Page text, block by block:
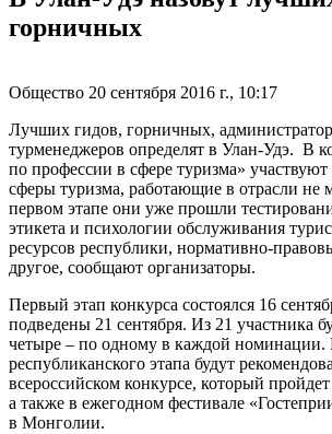
горничных
Общество 20 сентября 2016 г., 10:17
Лучших гидов, горничных,
турменеджеров определят в Улан-Удэ. В
по профессии в сфере туризма»
сферы туризма, работающие в отрасли не
первом этапе они уже прошли
этикета и психологии обслуживания
ресурсов республики, нормативно-
другое, сообщают организаторы.
Первый этап конкурса состоялся 16
подведены 21 сентября. Из 21 участника
четыре – по одному в каждой номинации.
республиканского этапа будут
всероссийском конкурсе, который
а также в ежегодном фестивале
в Монголии.